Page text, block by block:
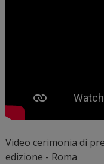
Video cerimonia di
edizione - Roma